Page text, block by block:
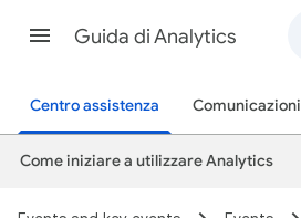
Guida di Analytics
Centro assistenza Comunicazioni
Come iniziare a utilizzare Analytics